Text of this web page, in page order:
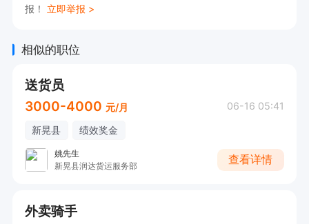
报！ 立即举报 >
相似的职位
送货员
3000-4000 元/月 06-16 05:41
新晃县 绩效奖金
姚先生
新晃县润达货运服务部
查看详情
外卖骑手